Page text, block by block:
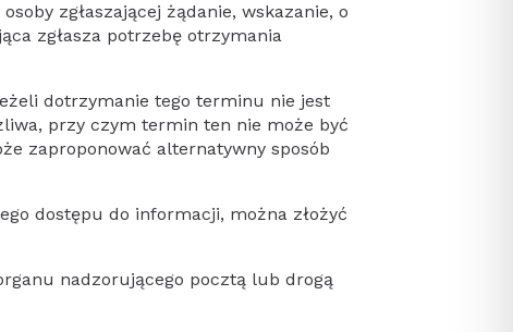
zgłaszającej żądanie, wskazanie, o
zgłasza potrzebę otrzymania
dotrzymanie tego terminu nie jest
przy czym termin ten nie może być
zaproponować alternatywny sposób
dostępu do informacji, można złożyć
nadzorującego pocztą lub drogą